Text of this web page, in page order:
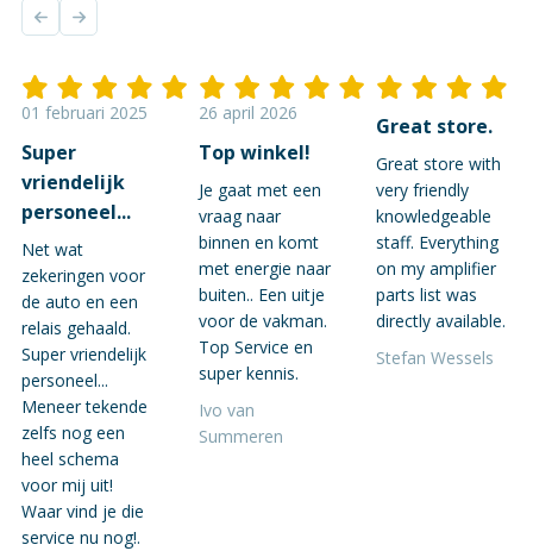
01 februari 2025
Super
vriendelijk
personeel...
Net wat
zekeringen voor
de auto en een
relais gehaald.
Super vriendelijk
personeel...
Meneer tekende
zelfs nog een
heel schema
voor mij uit!
Waar vind je die
service nu nog!.
26 april 2026
Top winkel!
Je gaat met een
vraag naar
binnen en komt
met energie naar
buiten.. Een uitje
voor de vakman.
Top Service en
super kennis.
Ivo van
Summeren
Great store.
Great store with
very friendly
knowledgeable
staff. Everything
on my amplifier
parts list was
directly available.
Stefan Wessels